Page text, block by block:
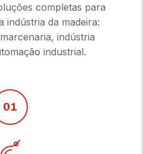
completas para
indústria da madeira:
indústria
industrial.
01